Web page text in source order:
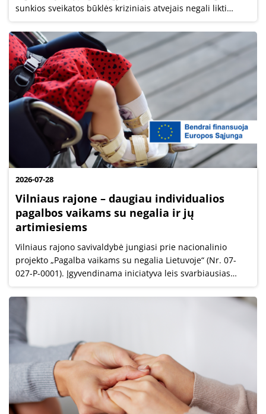
sunkios sveikatos būklės kriziniais atvejais negali likti
namuose vieni. Netikėtai be prižiūrinčio žmogaus
likusiems rajono gyventojams reikiama...
2026-07-28
Vilniaus rajone – daugiau individualios
pagalbos vaikams su negalia ir jų
artimiesiems
Vilniaus rajono savivaldybė jungiasi prie nacionalinio
projekto „Pagalba vaikams su negalia Lietuvoje“ (Nr. 07-
027-P-0001). Įgyvendinama iniciatyva leis svarbiausias
paslaugas vaikams, turintiems vidutinę ar sunkią negalią,
ir jų šeimoms teikti...